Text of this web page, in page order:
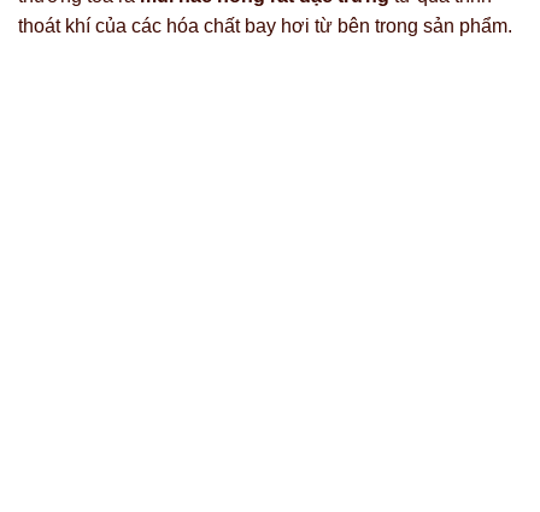
thoát khí của các hóa chất bay hơi từ bên trong sản phẩm.